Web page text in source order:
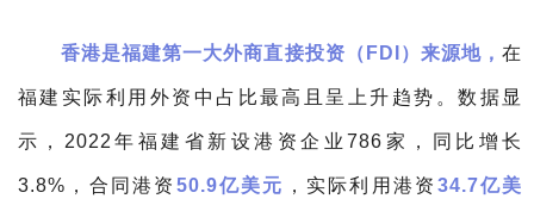
香港是福建第一大外商直接投资（FDI）来源地， 在
福建实际利用外资中占比最高且呈上升趋势。数据显
示，2022年福建省新设港资企业786家，同比增长
3.8%，合同港资 50.9亿美元 ，实际利用港资 34.7亿美